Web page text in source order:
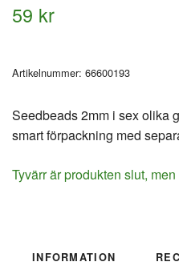
59 kr
Artikelnummer: 66600193
Seedbeads 2mm i sex olika
smart förpackning med
Tyvärr är produkten slut,
INFORMATION